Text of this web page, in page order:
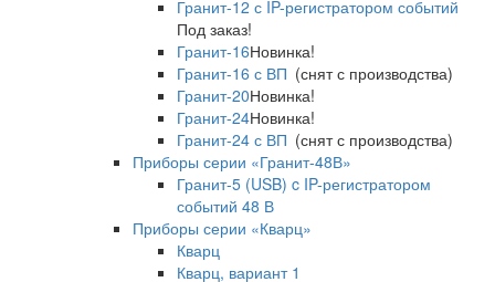
Гранит-12 с IP-регистратором событий
Под заказ!
Гранит-16Новинка!
Гранит-16 с ВП (снят с производства)
Гранит-20Новинка!
Гранит-24Новинка!
Гранит-24 с ВП (снят с производства)
Приборы серии «Гранит-48В»
Гранит-5 (USB) c IP-регистратором
событий 48 В
Приборы серии «Кварц»
Кварц
Кварц, вариант 1